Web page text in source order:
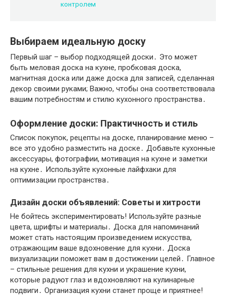
контролем
Выбираем идеальную доску
Первый шаг – выбор подходящей доски․ Это может
быть меловая доска на кухне, пробковая доска,
магнитная доска или даже доска для записей, сделанная
декор своими руками; Важно, чтобы она соответствовала
вашим потребностям и стилю кухонного пространства․
Оформление доски: Практичность и стиль
Список покупок, рецепты на доске, планирование меню –
все это удобно разместить на доске․ Добавьте кухонные
аксессуары, фотографии, мотивация на кухне и заметки
на кухне․ Используйте кухонные лайфхаки для
оптимизации пространства․
Дизайн доски объявлений: Советы и хитрости
Не бойтесь экспериментировать! Используйте разные
цвета, шрифты и материалы․ Доска для напоминаний
может стать настоящим произведением искусства,
отражающим ваше вдохновение для кухни․ Доска
визуализации поможет вам в достижении целей․ Главное
– стильные решения для кухни и украшение кухни,
которые радуют глаз и вдохновляют на кулинарные
подвиги․ Организация кухни станет проще и приятнее!